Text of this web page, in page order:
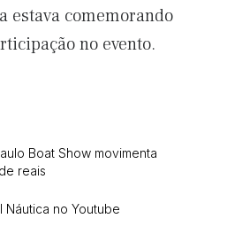
estava comemorando
no evento.
Boat Show movimenta
reais
Náutica no Youtube